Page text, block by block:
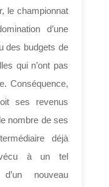
le championnat
d’une
des budgets de
qui n’ont pas
Conséquence,
ses revenus
nombre de ses
déjà
à un tel
nouveau